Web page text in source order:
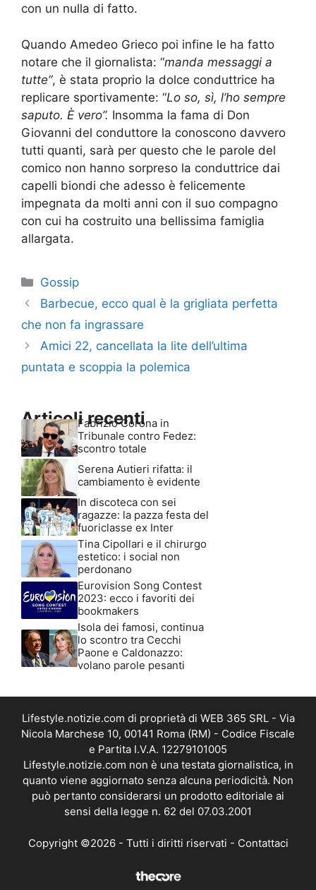
con un nulla di fatto.
Quando Amedeo Grieco poi infine le ha fatto
notare che il giornalista: “manda messaggi a
tutte”, è stata proprio la dolce conduttrice ha
replicare sportivamente: “Lo so, sì, l’ho sempre
saputo. È vero”. Insomma la fama di Don
Giovanni del conduttore la conoscono davvero
tutti quanti, sarà per questo che le parole del
comico non hanno sorpreso la conduttrice dai
capelli biondi che adesso è felicemente
impegnata da molti anni con il suo compagno
con cui ha costruito una bellissima famiglia
allargata.
Categorie
Gossip
Barbecue, ecco qual è la grigliata perfetta
che non fa ingrassare
Amici 22, cancellata la lite dell’ultima
puntata e scoppia la polemica
Articoli recenti
Fabrizio Corona in
Tribunale contro Fedez:
scontro totale
Serena Autieri rifatta: il
cambiamento è evidente
In discoteca con sei
ragazze: la pazza festa del
fuoriclasse ex Inter
Tina Cipollari e il chirurgo
estetico: i social non
perdonano
Eurovision Song Contest
2023: ecco i favoriti dei
bookmakers
Isola dei famosi, continua
lo scontro tra Cecchi
Paone e Caldonazzo:
volano parole pesanti
Lifestyle.notizie.com di proprietà di WEB 365 SRL - Via
Nicola Marchese 10, 00141 Roma (RM) - Codice Fiscale
e Partita I.V.A. 12279101005
Lifestyle.notizie.com non è una testata giornalistica, in
quanto viene aggiornato senza alcuna periodicità. Non
può pertanto considerarsi un prodotto editoriale ai
sensi della legge n. 62 del 07.03.2001
Copyright ©2026 - Tutti i diritti riservati - Contattaci